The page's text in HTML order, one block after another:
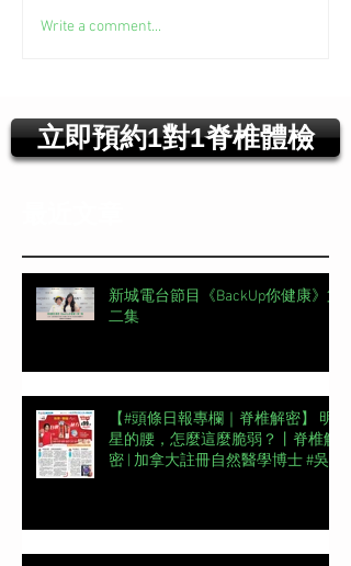
Write a comment...
立即預約1對1脊椎體檢
新城電台節目《BackUp你健康》第
二集
【#頭條日報專欄｜脊椎解密】 明
星的腰，怎麼這麼脆弱？丨脊椎解
密 | 加拿大註冊自然醫學博士 #吳